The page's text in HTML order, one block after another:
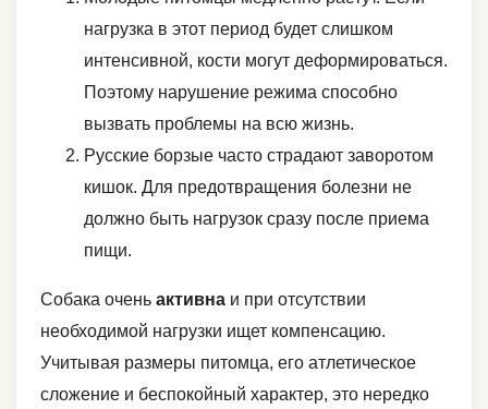
нагрузка в этот период будет слишком
интенсивной, кости могут деформироваться.
Поэтому нарушение режима способно
вызвать проблемы на всю жизнь.
Русские борзые часто страдают заворотом
кишок. Для предотвращения болезни не
должно быть нагрузок сразу после приема
пищи.
Собака очень активна и при отсутствии
необходимой нагрузки ищет компенсацию.
Учитывая размеры питомца, его атлетическое
сложение и беспокойный характер, это нередко